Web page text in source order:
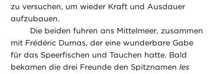
zu versuchen, um wieder Kraft und Ausdauer
aufzubauen.
Die beiden fuhren ans Mittelmeer, zusammen
mit Frédéric Dumas, der eine wunderbare Gabe
für das Speerfischen und Tauchen hatte. Bald
bekamen die drei Freunde den Spitznamenles